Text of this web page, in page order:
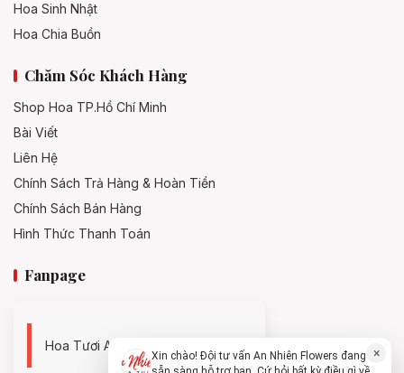
Hoa Sinh Nhật
Hoa Chia Buồn
Chăm Sóc Khách Hàng
Shop Hoa TP.Hồ Chí Minh
Bài Viết
Liên Hệ
Chính Sách Trả Hàng & Hoàn Tiền
Chính Sách Bán Hàng
Hình Thức Thanh Toán
Fanpage
Hoa Tươi An Nhiên - 0938494119 ×
Xin chào! Đội tư vấn An Nhiên Flowers đang